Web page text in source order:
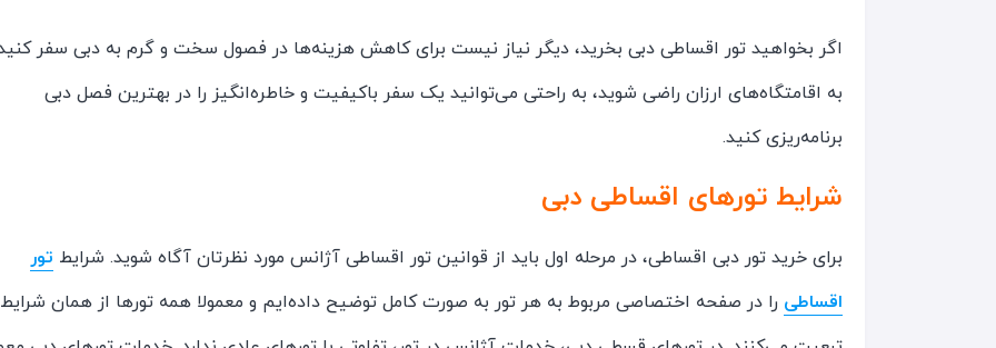
اگر بخواهید تور اقساطی دبی بخرید، دیگر نیاز نیست برای کاهش هزینه‌ها در فصول سخت و گرم به دبی سفر
به اقامتگاه‌های ارزان راضی شوید، به راحتی می‌توانید یک سفر باکیفیت و خاطره‌انگیز را در بهترین فصل دبی
برنامه‌ریزی کنید.
شرایط تورهای اقساطی دبی
برای خرید تور دبی اقساطی، در مرحله اول باید از قوانین تور اقساطی آژانس مورد نظرتان آگاه شوید. شرایط تور
اقساطی را در صفحه اختصاصی مربوط به هر تور به صورت کامل توضیح داده‌ایم و معمولا همه تورها از همان شرایط